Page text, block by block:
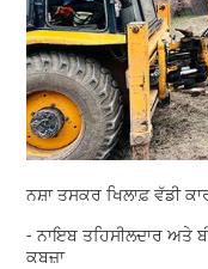
ਨਸ਼ਾ ਤਸਕਰ ਖਿਲਾਫ਼ ਵੱਡੀ
- ਨਾਇਬ ਤਹਿਸੀਲਦਾਰ ਅਤੇ
ਕਬਜ਼ਾ